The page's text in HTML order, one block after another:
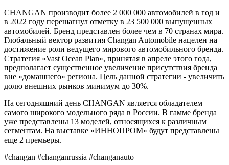
CHANGAN производит более 2 000 000 автомобилей в год и
в 2022 году перешагнул отметку в 23 500 000 выпущенных
автомобилей. Бренд представлен более чем в 70 странах мира.
Глобальный вектор развития Changan Automobile нацелен на
достижение роли ведущего мирового автомобильного бренда.
Стратегия «Vast Ocean Plan», принятая в апреле этого года,
предполагает существенное увеличение присутствия бренда
вне «домашнего» региона. Цель данной стратегии - увеличить
долю внешних рынков минимум до 30%.
На сегодняшний день CHANGAN является обладателем
самого широкого модельного ряда в России. В гамме бренда
уже представлены 13 моделей, относящихся к различным
сегментам. На выставке «ИННОПРОМ» будут представлены
еще 2 премьеры.
#changan #changanrussia #changanauto